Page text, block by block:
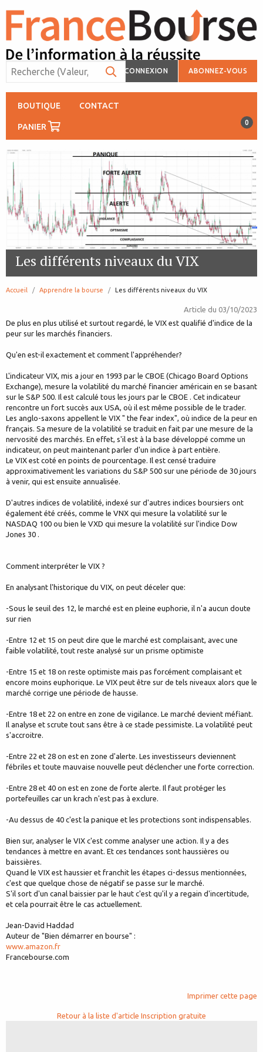
CONNEXION ABONNEZ-VOUS
BOUTIQUE CONTACT
PANIER 0
Les différents niveaux du VIX
Accueil Apprendre la bourse page:
Les différents niveaux du VIX
Article du 03/10/2023
De plus en plus utilisé et surtout regardé, le VIX est qualifié d'indice de la
peur sur les marchés financiers.
Qu'en est-il exactement et comment l'appréhender?
L'indicateur VIX, mis a jour en 1993 par le CBOE (Chicago Board Options
Exchange), mesure la volatilité du marché financier américain en se basant
sur le S&P 500. Il est calculé tous les jours par le CBOE . Cet indicateur
rencontre un fort succès aux USA, où il est même possible de le trader.
Les anglo-saxons appellent le VIX " the fear index", où indice de la peur en
français. Sa mesure de la volatilité se traduit en fait par une mesure de la
nervosité des marchés. En effet, s'il est à la base développé comme un
indicateur, on peut maintenant parler d'un indice à part entière.
Le VIX est coté en points de pourcentage. Il est censé traduire
approximativement les variations du S&P 500 sur une période de 30 jours
à venir, qui est ensuite annualisée.
D'autres indices de volatilité, indexé sur d'autres indices boursiers ont
également été créés, comme le VNX qui mesure la volatilité sur le
NASDAQ 100 ou bien le VXD qui mesure la volatilité sur l'indice Dow
Jones 30 .
Comment interpréter le VIX ?
En analysant l'historique du VIX, on peut déceler que:
-Sous le seuil des 12, le marché est en pleine euphorie, il n'a aucun doute
sur rien
-Entre 12 et 15 on peut dire que le marché est complaisant, avec une
faible volatilité, tout reste analysé sur un prisme optimiste
-Entre 15 et 18 on reste optimiste mais pas forcément complaisant et
encore moins euphorique. Le VIX peut être sur de tels niveaux alors que le
marché corrige une période de hausse.
-Entre 18 et 22 on entre en zone de vigilance. Le marché devient méfiant.
Il analyse et scrute tout sans être à ce stade pessimiste. La volatilité peut
s'accroitre.
-Entre 22 et 28 on est en zone d'alerte. Les investisseurs deviennent
fébriles et toute mauvaise nouvelle peut déclencher une forte correction.
-Entre 28 et 40 on est en zone de forte alerte. Il faut protéger les
portefeuilles car un krach n'est pas à exclure.
-Au dessus de 40 c'est la panique et les protections sont indispensables.
Bien sur, analyser le VIX c'est comme analyser une action. Il y a des
tendances à mettre en avant. Et ces tendances sont haussières ou
baissières.
Quand le VIX est haussier et franchit les étapes ci-dessus mentionnées,
c'est que quelque chose de négatif se passe sur le marché.
S'il sort d'un canal baissier par le haut c'est qu'il y a regain d'incertitude,
et cela pourrait être le cas actuellement.
Jean-David Haddad
Auteur de "Bien démarrer en bourse" :
www.amazon.fr
Francebourse.com
Imprimer cette page
Retour à la liste d'article Inscription gratuite